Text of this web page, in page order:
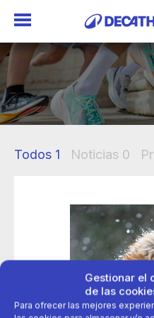
Gestionar el
de las
Para ofrecer las mejores
Todos 1 Noticias 0